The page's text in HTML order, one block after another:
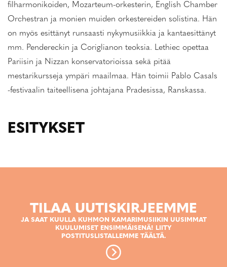
filharmonikoiden, Mozarteum-orkesterin, English Chamber
Orchestran ja monien muiden orkestereiden solistina. Hän
on myös esittänyt runsaasti nykymusiikkia ja kantaesittänyt
mm. Pendereckin ja Coriglianon teoksia. Lethiec opettaa
Pariisin ja Nizzan konservatorioissa sekä pitää
mestarikursseja ympäri maailmaa. Hän toimii Pablo Casals
-festivaalin taiteellisena johtajana Pradesissa, Ranskassa.
ESITYKSET
TILAA UUTISKIRJEEMME
JA SAAT KUULLA KUHMON KAMARIMUSIIKIN UUSIMMAT
KUULUMISET ENSIMMÄISENÄ! LIITY
POSTITUSLISTALLEMME TÄÄLTÄ.